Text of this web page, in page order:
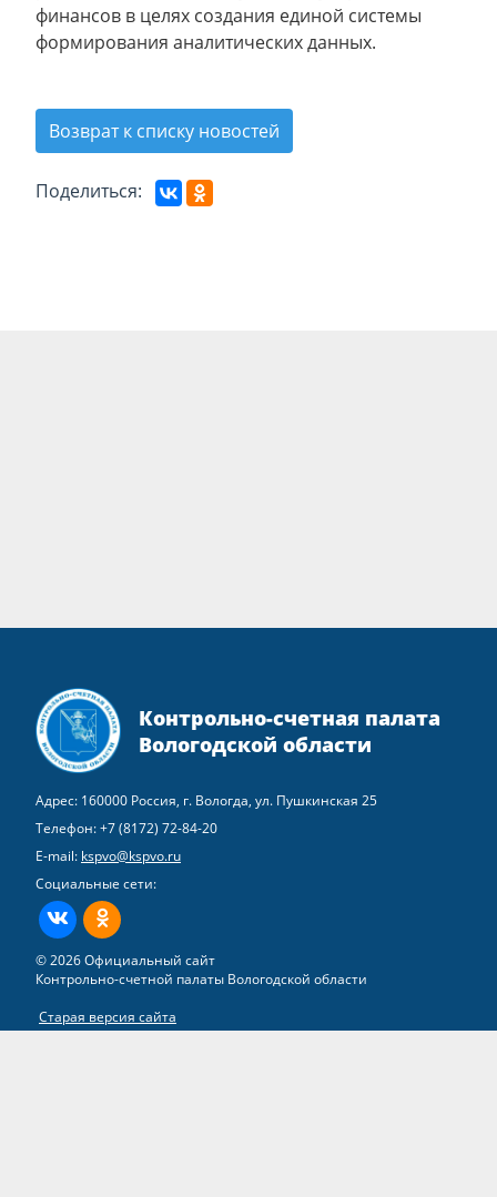
финансов в целях создания единой системы
формирования аналитических данных.
Возврат к списку новостей
Поделиться:
Контрольно-счетная палата
Вологодской области
Адрес: 160000 Россия, г. Вологда, ул. Пушкинская 25
Телефон:+7 (8172) 72-84-20
E-mail: kspvo@kspvo.ru
Социальные сети:
ВКонтактеОдноклассники
© 2026 Официальный сайт
Контрольно-счетной палаты Вологодской области
Старая версия сайта